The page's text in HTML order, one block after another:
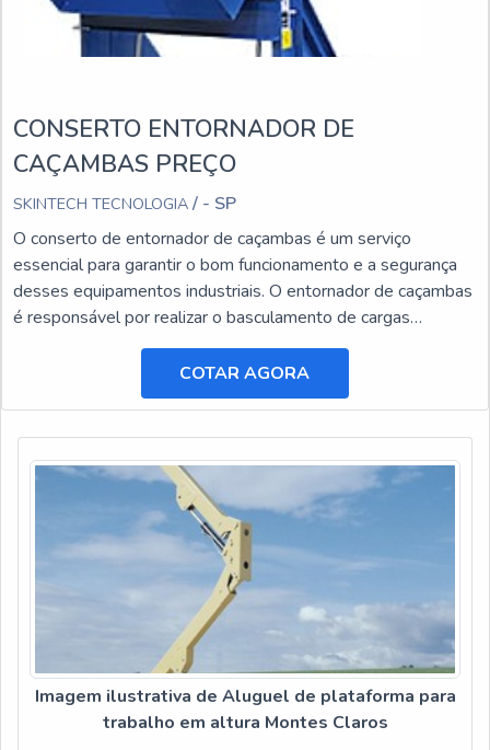
CONSERTO ENTORNADOR DE
CAÇAMBAS PREÇO
SKINTECH TECNOLOGIA / - SP
O conserto de entornador de caçambas é um serviço
essencial para garantir o bom funcionamento e a segurança
desses equipamentos industriais. O entornador de caçambas
é responsável por realizar o basculamento de cargas
pesadas, facilitando o transporte e a descarga de materiais.
COTAR AGORA
Imagem ilustrativa de Aluguel de plataforma para
trabalho em altura Montes Claros